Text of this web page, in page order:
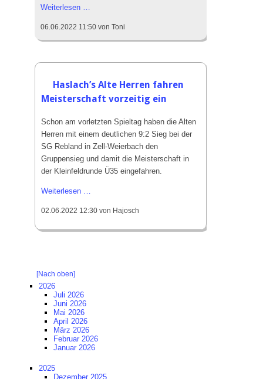
Weiterlesen …
mit
3:1
Renchen
den
06.06.2022 11:50 von Toni
Haslach’s Alte Herren fahren
Meisterschaft vorzeitig ein
Schon am vorletzten Spieltag haben die Alten
Herren mit einem deutlichen 9:2 Sieg bei der
SG Rebland in Zell-Weierbach den
Gruppensieg und damit die Meisterschaft in
der Kleinfeldrunde Ü35 eingefahren.
Weiterlesen …
Herren
fahren
02.06.2022 12:30 von Hajosch
[Nach oben]
2026
Juli 2026
Juni 2026
Mai 2026
April 2026
März 2026
Februar 2026
Januar 2026
2025
Dezember 2025